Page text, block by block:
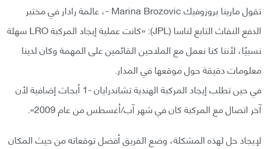
تقول مارينا بروزوفيك Marina Brozovic -، عالمة رادار في مختبر
الدفع النفاث التابع لناسا (JPL): «كانت عملية إيجاد المركبة LRO سهلة
نسبيًا، لأننا كنا نعمل مع الملاحين القائمين على المهمة وكان لدينا
معلومات دقيقة حول موقعها في المدار.
في حين تطلب إيجاد المركبة الهندية تشاندرايان -1 أبحاث إضافية لأن
آخر اتصال مع المركبة كان في شهر آب/أغسطس من عام 2009».
لإيجاد حل لهذه المشكلة، وضع الفريق أفضل توقعاته من حيث المكان